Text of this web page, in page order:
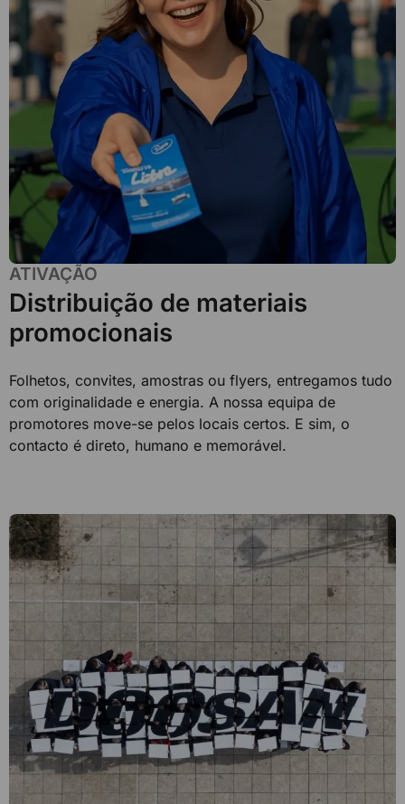
ATIVAÇÃO
Distribuição de materiais
promocionais
Folhetos, convites, amostras ou flyers, entregamos tudo
com originalidade e energia. A nossa equipa de
promotores move-se pelos locais certos. E sim, o
contacto é direto, humano e memorável.